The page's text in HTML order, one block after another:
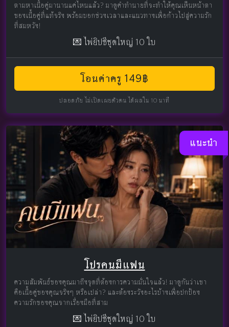
ตามหาเนื้อคู่มานานแค่ไหนแล้ว? มาดูคำทำนายที่จะทำให้คุณเห็นหน้าตา
ของเนื้อคู่ที่แท้จริง พร้อมบอกช่วงเวลาและแนวทางเพื่อก้าวไปสู่ความรัก
ที่สมหวัง!
💌 ไพ่ยิปซีชุดใหญ่ 10 ใบ
โอนค่าครู 149฿
ปลอดภัย ไม่เปิดเผยตัวตน ได้ผลใน 10 นาที
แนะนำ
โปรคนมีแฟน
ความสัมพันธ์ของคุณมาถึงจุดที่ต้องการความมั่นใจแล้ว! มาดูกันว่าเขา
คือเนื้อคู่ของคุณจริงๆ หรือเปล่า? และต้องระวังอะไรบ้างเพื่อปกป้อง
ความรักของคุณจากเรื่องมือที่สาม
💌 ไพ่ยิปซีชุดใหญ่ 10 ใบ